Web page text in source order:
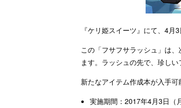
『ケリ姫スイーツ』にて、4月
この「フサフサラッシュ」は
ます。ラッシュの先で、珍しい
新たなアイテム作成本が入手可
実施期間：2017年4月3日（